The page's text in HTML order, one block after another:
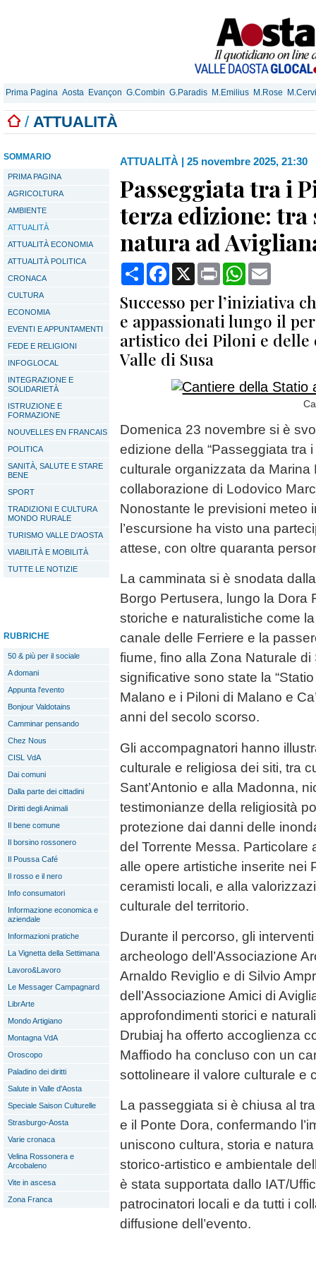
Prima Pagina Aosta Evançon G.Combin G.Paradis M.Emilius M.Rose
/ ATTUALITÀ
SOMMARIO
PRIMA PAGINA
AGRICOLTURA
AMBIENTE
ATTUALITÀ
ATTUALITÀ ECONOMIA
ATTUALITÀ POLITICA
CRONACA
CULTURA
ECONOMIA
EVENTI E APPUNTAMENTI
FEDE E RELIGIONI
INFOGLOCAL
INTEGRAZIONE E
SOLIDARIETÀ
ISTRUZIONE E
FORMAZIONE
NOUVELLES EN FRANCAIS
POLITICA
SANITÀ, SALUTE E STARE
BENE
SPORT
TRADIZIONI E CULTURA
MONDO RURALE
TURISMO VALLE D'AOSTA
VIABILITÀ E MOBILITÀ
TUTTE LE NOTIZIE
RUBRICHE
50 & più per il sociale
A domani
Appunta l'evento
Bonjour Valdotains
Camminar pensando
Chez Nous
CISL VdA
Dai comuni
Dalla parte dei cittadini
Diritti degli Animali
Il bene comune
Il borsino rossonero
Il Poussa Café
Il rosso e il nero
Info consumatori
Informazione economica e
aziendale
Informazioni pratiche
La Vignetta della Settimana
Lavoro&Lavoro
Le Messager Campagnard
LibrArte
Mondo Artigiano
Montagna VdA
Oroscopo
Paladino dei diritti
Salute in Valle d'Aosta
Speciale Saison Culturelle
Strasburgo-Aosta
Varie cronaca
Velina Rossonera e
Arcobaleno
Vite in ascesa
Zona Franca
ATTUALITÀ | 25 novembre 2025, 21:30
Passeggiata tra i
terza edizione: tra
natura ad
CondividiFacebook
X Print WhatsApp
Successo per l’iniziativa
e appassionati lungo il
artistico dei Piloni e delle
Valle di Susa
Domenica 23 novembre si è
edizione della “Passeggiata tra
culturale organizzata da Marina
collaborazione di Lodovico
Nonostante le previsioni meteo
l’escursione ha visto una
attese, con oltre quaranta
La camminata si è snodata
Borgo Pertusera, lungo la Dora
storiche e naturalistiche come
canale delle Ferriere e la
fiume, fino alla Zona Naturale
significative sono state la
Malano e i Piloni di Malano e
anni del secolo scorso.
Gli accompagnatori hanno
culturale e religiosa dei siti, tra
Sant’Antonio e alla Madonna,
testimonianze della religiosità
protezione dai danni delle
del Torrente Messa. Particolare
alle opere artistiche inserite nei
ceramisti locali, e alla
culturale del territorio.
Durante il percorso, gli
archeologo dell’Associazione
Arnaldo Reviglio e di Silvio
dell’Associazione Amici di
approfondimenti storici e
Drubiaj ha offerto accoglienza
Maffiodo ha concluso con un
sottolineare il valore culturale e
La passeggiata si è chiusa al
e il Ponte Dora, confermando
uniscono cultura, storia e
storico-artistico e ambientale
è stata supportata dallo IAT/
patrocinatori locali e da tutti i
diffusione dell’evento.